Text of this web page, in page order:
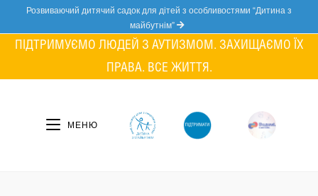
content
Розвиваючий дитячий садок для дітей з особливостями “Дитина з
майбутнім”
ПІДТРИМУЄМО ЛЮДЕЙ З АУТИЗМОМ. ЗАХИЩАЄМО ЇХ
ПРАВА. ВСЕ ЖИТТЯ.
МЕНЮ